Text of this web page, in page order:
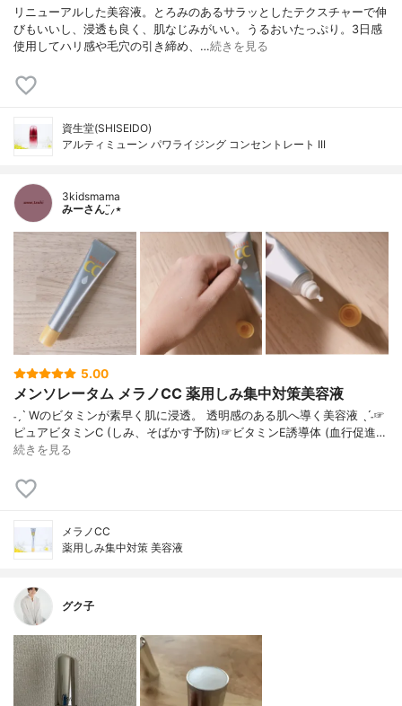
リニューアルした美容液。とろみのあるサラッとしたテクスチャーで伸
びもいいし、浸透も良く、肌なじみがいい。うるおいたっぷり。3日感
使用してハリ感や毛穴の引き締め、…続きを見る
資生堂(SHISEIDO)
アルティミューン パワライジング コンセントレート III
3kidsmama
みーさん¨̮⸝⋆
5.00
メンソレータム メラノCC 薬用しみ集中対策美容液
˗ˏˋ Wのビタミンが素早く肌に浸透。 透明感のある肌へ導く美容液 ˎˊ˗☞
ピュアビタミンC (しみ、そばかす予防)☞ビタミンE誘導体 (血行促進…
続きを見る
メラノCC
薬用しみ集中対策 美容液
グク子